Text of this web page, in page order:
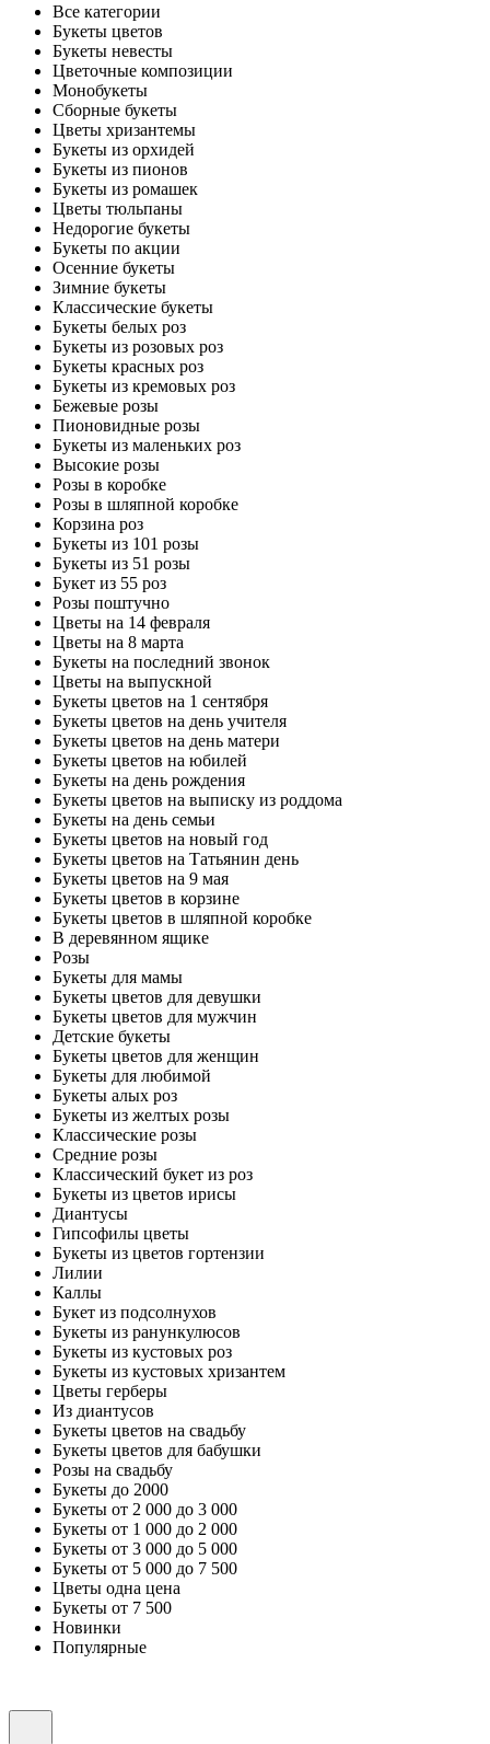
Все категории
Букеты цветов
Букеты невесты
Цветочные композиции
Монобукеты
Сборные букеты
Цветы хризантемы
Букеты из орхидей
Букеты из пионов
Букеты из ромашек
Цветы тюльпаны
Недорогие букеты
Букеты по акции
Осенние букеты
Зимние букеты
Классические букеты
Букеты белых роз
Букеты из розовых роз
Букеты красных роз
Букеты из кремовых роз
Бежевые розы
Пионовидные розы
Букеты из маленьких роз
Высокие розы
Розы в коробке
Розы в шляпной коробке
Корзина роз
Букеты из 101 розы
Букеты из 51 розы
Букет из 55 роз
Розы поштучно
Цветы на 14 февраля
Цветы на 8 марта
Букеты на последний звонок
Цветы на выпускной
Букеты цветов на 1 сентября
Букеты цветов на день учителя
Букеты цветов на день матери
Букеты цветов на юбилей
Букеты на день рождения
Букеты цветов на выписку из роддома
Букеты на день семьи
Букеты цветов на новый год
Букеты цветов на Татьянин день
Букеты цветов на 9 мая
Букеты цветов в корзине
Букеты цветов в шляпной коробке
В деревянном ящике
Розы
Букеты для мамы
Букеты цветов для девушки
Букеты цветов для мужчин
Детские букеты
Букеты цветов для женщин
Букеты для любимой
Букеты алых роз
Букеты из желтых розы
Классические розы
Средние розы
Классический букет из роз
Букеты из цветов ирисы
Диантусы
Гипсофилы цветы
Букеты из цветов гортензии
Лилии
Каллы
Букет из подсолнухов
Букеты из ранункулюсов
Букеты из кустовых роз
Букеты из кустовых хризантем
Цветы герберы
Из диантусов
Букеты цветов на свадьбу
Букеты цветов для бабушки
Розы на свадьбу
Букеты до 2000
Букеты от 2 000 до 3 000
Букеты от 1 000 до 2 000
Букеты от 3 000 до 5 000
Букеты от 5 000 до 7 500
Цветы одна цена
Букеты от 7 500
Новинки
Популярные